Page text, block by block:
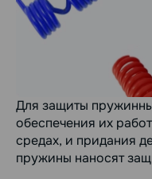
Для защиты
обеспечения их
средах, и придания
пружины наносят